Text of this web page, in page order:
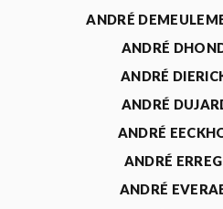
ANDRÉ
ANDRÉ
ANDRÉ
ANDRÉ
ANDRÉ
ANDRÉ
ANDRÉ